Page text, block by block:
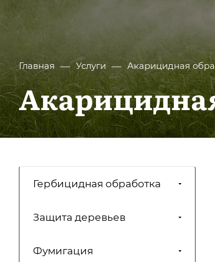
Главная — Услуги — Акарицидная
Гербицидная обработка
Защита деревьев
Фумигация